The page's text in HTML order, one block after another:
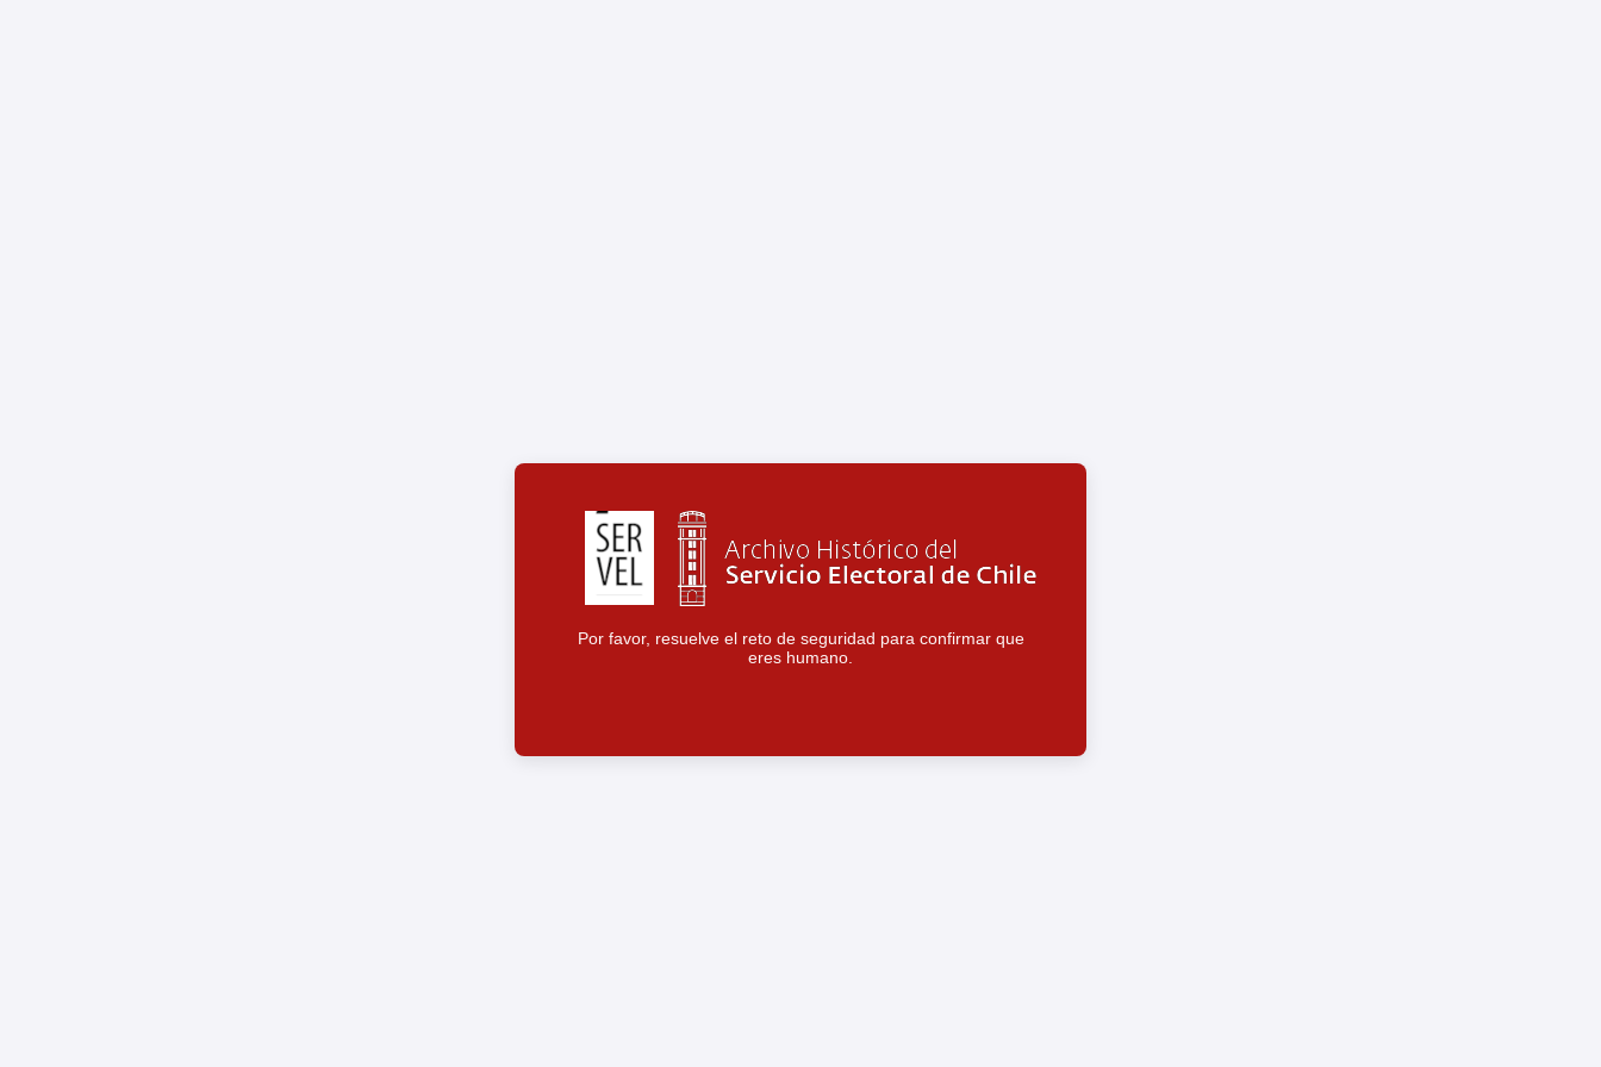
Por favor, resuelve el reto de seguridad para confirmar que
eres humano.